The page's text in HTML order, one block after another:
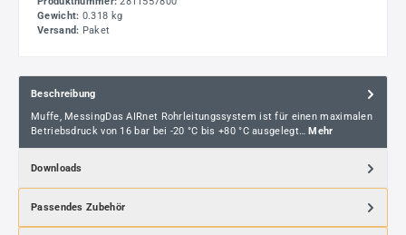
Gewicht: 0.318 kg
Versand: Paket
Beschreibung
Muffe, MessingDas AIRnet Rohrleitungssystem ist für einen maximalen
Betriebsdruck von 16 bar bei -20 °C bis +80 °C ausgelegt… Mehr
Downloads
Passendes Zubehör